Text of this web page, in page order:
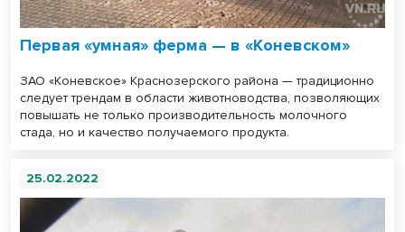
Первая «умная» ферма — в «Коневском»
ЗАО «Коневское» Краснозерского района — традиционно
следует трендам в области животноводства, позволяющих
повышать не только производительность молочного
стада, но и качество получаемого продукта.
25.02.2022